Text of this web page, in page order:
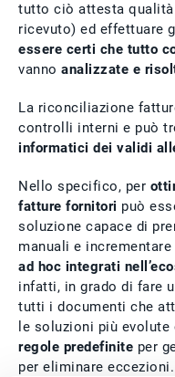
tutto ciò attesta
ricevuto) ed effettuare
essere certi che tutto
vanno analizzate e
La riconciliazione
controlli interni e può
informatici dei validi
Nello specifico, per
fatture fornitori può
soluzione capace di
manuali e
ad hoc integrati
infatti, in grado di fare
tutti i documenti che
le soluzioni più
regole predefinite per
per eliminare eccezioni.